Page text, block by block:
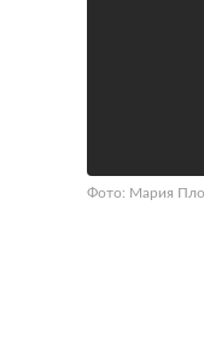
Фото: Мария